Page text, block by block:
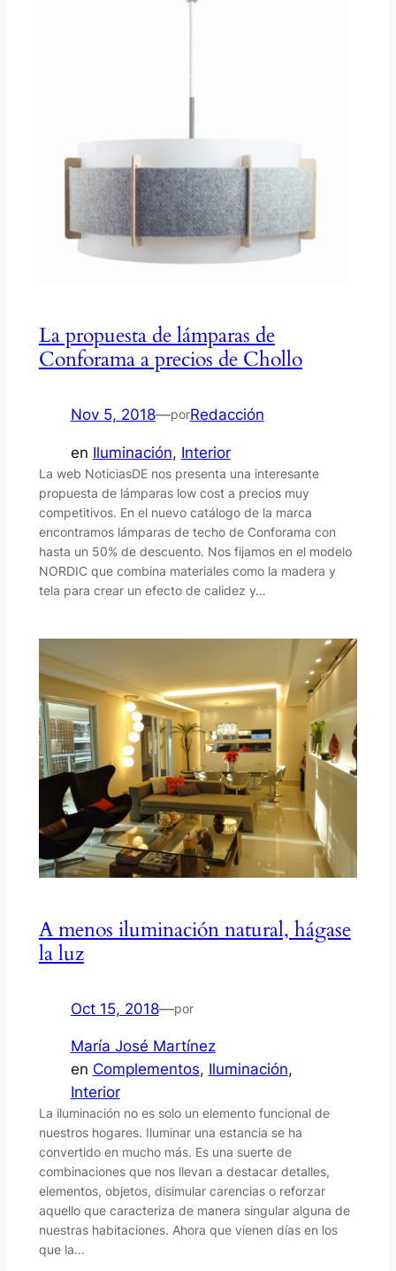
La propuesta de lámparas de
Conforama a precios de Chollo
Nov 5, 2018—porRedacción
en Iluminación, Interior
La web NoticiasDE nos presenta una interesante
propuesta de lámparas low cost a precios muy
competitivos. En el nuevo catálogo de la marca
encontramos lámparas de techo de Conforama con
hasta un 50% de descuento. Nos fijamos en el modelo
NORDIC que combina materiales como la madera y
tela para crear un efecto de calidez y…
A menos iluminación natural, hágase
la luz
Oct 15, 2018—por
María José Martínez
en Complementos, Iluminación
Interior
La iluminación no es solo un elemento funcional de
nuestros hogares. Iluminar una estancia se ha
convertido en mucho más. Es una suerte de
combinaciones que nos llevan a destacar detalles,
elementos, objetos, disimular carencias o reforzar
aquello que caracteriza de manera singular alguna de
nuestras habitaciones. Ahora que vienen días en los
que la…